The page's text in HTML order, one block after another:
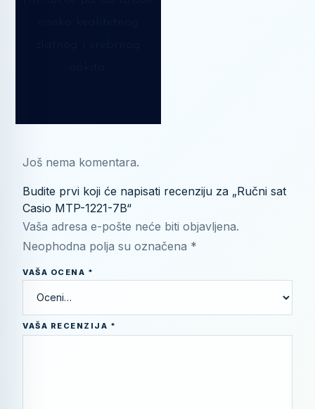
Još nema komentara.
Budite prvi koji će napisati recenziju za „Ručni sat
Casio MTP-1221-7B“
Vaša adresa e-pošte neće biti objavljena.
Neophodna polja su označena *
VAŠA OCENA *
VAŠA RECENZIJA *